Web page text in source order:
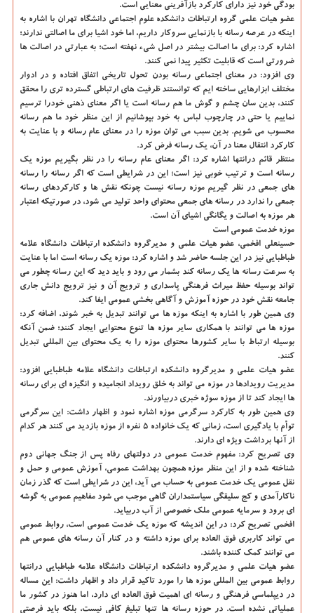
بودگی خود نیز دارای كاركرد بازآفرینی معنایی است.
عضو هیات علمی گروه ارتباطات دانشكده علوم اجتماعی دانشگاه تهران با اشاره به
اینكه در عرصه رسانه با بازنمایی سروكار داریم، اما خود اشیا برای ما اصالتی ندارند؛
اشاره كرد: برای ما اصالت بیشتر در اصل شیء نهفته است؛ به عبارتی در اصالت ها
ضرورتی است كه قابلیت تكثیر پیدا نمی كنند.
وی افزود: در معنای اجتماعی رسانه بودن تحول تاریخی اتفاق افتاده و در ادوار
مختلف ابزارهایی ساخته ایم كه توانستند ظرفیت های ارتباطی گسترده تری را محقق
كنند، بدین سان چشم و گوش ما هم رسانه است یا اگر معنای ذهنی خودرا ترسیم
نماییم یا حتی در چارچوب لباس به خود بپوشانیم از این منظر خود ما هم رسانه
محسوب می شویم. بدین سبب می توان موزه را در معنای عام رسانه و با عنایت به
كاركرد انتقال معنا در آن، یك رسانه فرض كرد.
منتظر قائم درانتها اشاره كرد: اگر معنای عام رسانه را در نظر بگیریم موزه یك
رسانه است و ترتیب خوبی نیز است؛ این در شرایطی است كه اگر رسانه را رسانه
های جمعی در نظر گیریم موزه رسانه نیست چونكه نقش ها و كاركردهای رسانه
جمعی را ندارد در رسانه های جمعی محتوای واحد تولید می شود، در صورتیكه اعتبار
هر موزه به اصالت و یگانگی اشیای آن است.
موزه خدمت عمومی است
حسینعلی افخمی، عضو هیات علمی و مدیرگروه دانشكده ارتباطات دانشگاه علامه
طباطبایی نیز در این جلسه حاضر شد و اشاره كرد: موزه یك رسانه است اما با عنایت
به سرعت رسانه ها یك رسانه كند بشمار می رود و باید دید كه این رسانه چطور می
تواند بوسیله حفظ میراث فرهنگی پاسداری و ترویج آن و نیز ترویج دانش جاری
جامعه نقش خود در حوزه آموزش و آگاهی بخشی عمومی ایفا كند.
وی همین طور با اشاره به اینكه موزه ها می توانند تبدیل به خبر شوند، اضافه كرد:
موزه ها می توانند با همكاری سایر موزه ها تنوع محتوایی ایجاد كنند؛ ضمن آنكه
بوسیله ارتباط با سایر كشورها محتوای موزه را به یك محتوای بین المللی تبدیل
كنند.
عضو هیات علمی و مدیرگروه دانشكده ارتباطات دانشگاه علامه طباطبایی افزود:
مدیریت رویدادها در موزه می تواند به خلق رویداد انجامیده و انگیزه ای برای رسانه
ها ایجاد كند تا از موزه سوژه خبری دربیاورند.
وی همین طور به كاركرد سرگرمی موزه اشاره نمود و اظهار داشت: این سرگرمی
توأم با یادگیری است، زمانی كه یك خانواده ۵ نفره از موزه بازدید می كنند هر كدام
از آنها برداشت ویژه ای دارند.
وی تصریح كرد: مفهوم خدمت عمومی در دولتهای رفاه پس از جنگ جهانی دوم
شناخته شده و از این منظر موزه همچون بهداشت عمومی، آموزش عمومی و حمل و
نقل عمومی یك خدمت عمومی به حساب می آید، این در شرایطی است كه گذر زمان
ناكارآمدی و كج سلیقگی سیاستمداران گاهی موجب می شود مفاهیم عمومی به گوشه
ای برود و سرمایه عمومی ملك خصوصی از آب دربیاید.
افخمی تصریح كرد: در این اندیشه كه موزه یك خدمت عمومی است، روابط عمومی
می تواند كاربری فوق العاده برای موزه داشته و در كنار آن رسانه های عمومی هم
می توانند كمك كننده باشند.
عضو هیات علمی و مدیرگروه دانشكده ارتباطات دانشگاه علامه طباطبایی درانتها
روابط عمومی بین المللی موزه ها را مورد تاكید قرار داد و اظهار داشت: این مساله
در دیپلماسی فرهنگی و رسانه ای اهمیت فوق العاده ای دارد، اما هنوز در كشور ما
عملیاتی نشده است. در حوزه رسانه ها تنها تبلیغ كافی نیست، بلكه باید فرصتی